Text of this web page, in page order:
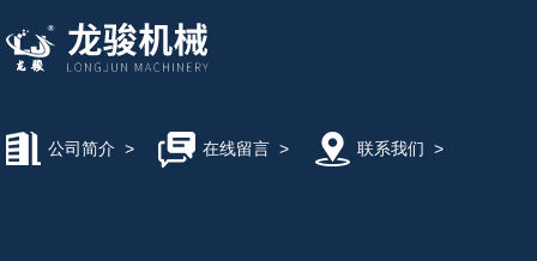
公司简介 > 在线留言> 联系我们 >